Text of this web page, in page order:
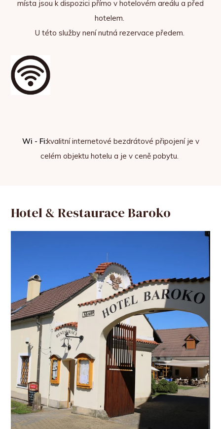
místa jsou k dispozici přímo v hotelovém areálu a před
hotelem.
U této služby není nutná rezervace předem.
Wi - Fi:kvalitní internetové bezdrátové připojení je v
celém objektu hotelu a je v ceně pobytu.
Hotel & Restaurace Baroko